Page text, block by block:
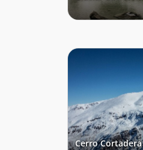
09/06/13
24/04/11
12/09/10
Cerro Cortadera